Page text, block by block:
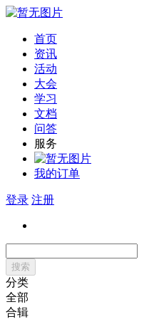
首页
资讯
活动
大会
学习
文档
问答
服务
我的订单
登录 注册
搜索
分类
全部
合辑